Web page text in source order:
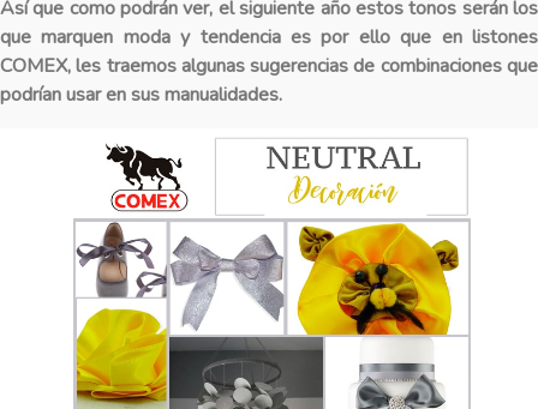
Así que como podrán ver, el siguiente año estos tonos serán los
que marquen moda y tendencia es por ello que en listones
COMEX, les traemos algunas sugerencias de combinaciones que
podrían usar en sus manualidades.